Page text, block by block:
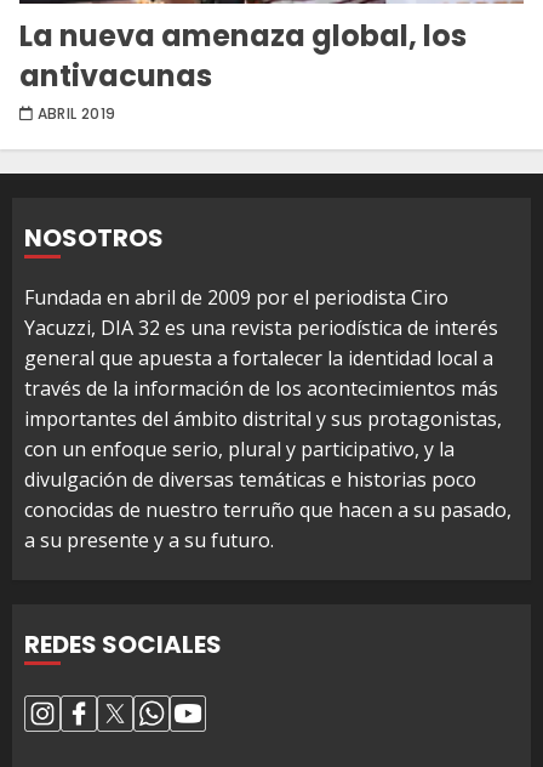
La nueva amenaza global, los
antivacunas
ABRIL 2019
NOSOTROS
Fundada en abril de 2009 por el periodista Ciro
Yacuzzi, DIA 32 es una revista periodística de interés
general que apuesta a fortalecer la identidad local a
través de la información de los acontecimientos más
importantes del ámbito distrital y sus protagonistas,
con un enfoque serio, plural y participativo, y la
divulgación de diversas temáticas e historias poco
conocidas de nuestro terruño que hacen a su pasado,
a su presente y a su futuro.
REDES SOCIALES